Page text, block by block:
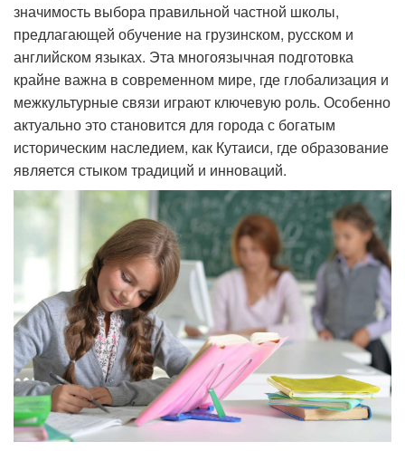
значимость выбора правильной частной школы,
предлагающей обучение на грузинском, русском и
английском языках. Эта многоязычная подготовка
крайне важна в современном мире, где глобализация и
межкультурные связи играют ключевую роль. Особенно
актуально это становится для города с богатым
историческим наследием, как Кутаиси, где образование
является стыком традиций и инноваций.